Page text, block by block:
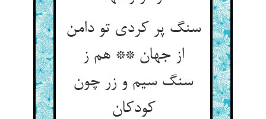
سنگ پر کردی تو دامن
از جهان ** هم ز
سنگ سیم و زر چون
کودکان